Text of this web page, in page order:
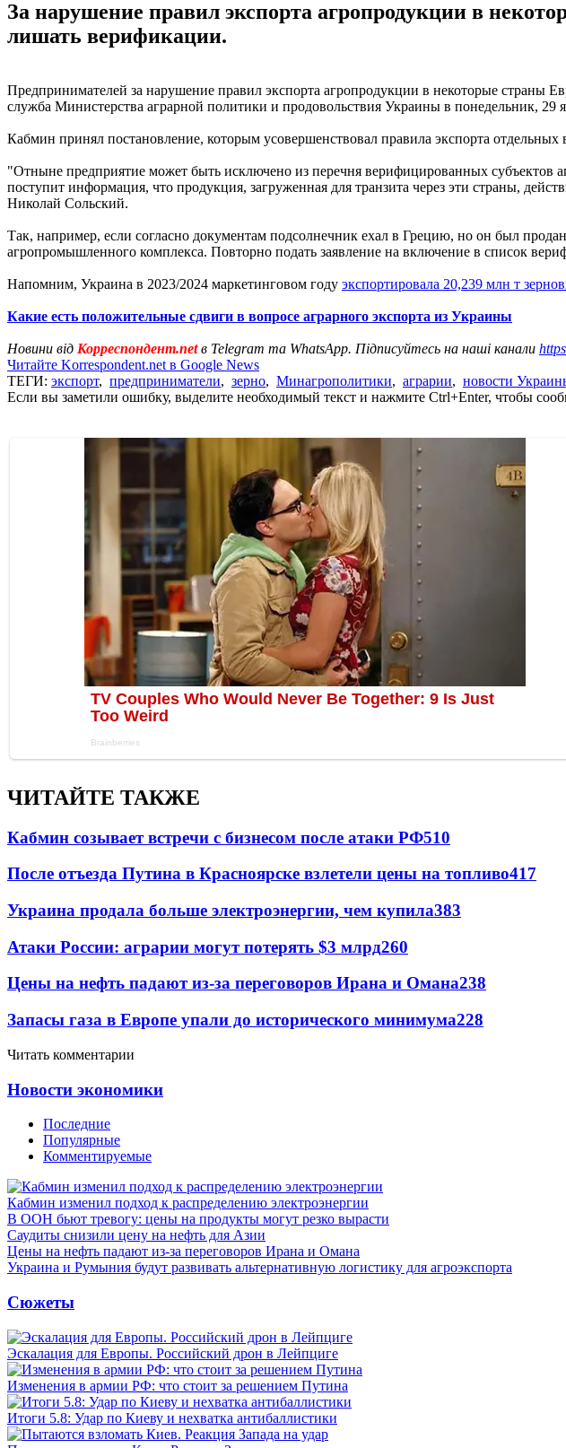
За нарушение правил экспорта агропродукции в
лишать верификации.
Предпринимателей за нарушение правил экспорта агропродукции в некоторые страны
служба Министерства аграрной политики и продовольствия Украины в понедельник, 29
Кабмин принял постановление, которым усовершенствовал правила экспорта
"Отныне предприятие может быть исключено из перечня верифицированных
поступит информация, что продукция, загруженная для транзита через эти страны,
Николай Сольский.
Так, например, если согласно документам подсолнечник ехал в Грецию, но он был
агропромышленного комплекса. Повторно подать заявление на включение в список
Напомним, Украина в 2023/2024 маркетинговом году экспортировала 20,239 млн т
Какие есть положительные сдвиги в вопросе аграрного экспорта из Украины
Новини від Корреспондент.netв Telegram та WhatsApp. Підписуйтесь на наші канали
Читайте Korrespondent.net в Google News
ТЕГИ: экспорт, предприниматели, зерно, Минагрополитики, аграрии, новости
Если вы заметили ошибку, выделите необходимый текст и нажмите Ctrl+Enter, чтобы
ЧИТАЙТЕ ТАКЖЕ
Кабмин созывает встречи с бизнесом после атаки РФ510
После отъезда Путина в Красноярске взлетели цены на топливо417
Украина продала больше электроэнергии, чем купила383
Атаки России: аграрии могут потерять $3 млрд260
Цены на нефть падают из-за переговоров Ирана и Омана238
Запасы газа в Европе упали до исторического минимума228
Читать комментарии
Новости экономики
Последние
Популярные
Комментируемые
Кабмин изменил подход к распределению электроэнергии
В ООН бьют тревогу: цены на продукты могут резко вырасти
Саудиты снизили цену на нефть для Азии
Цены на нефть падают из-за переговоров Ирана и Омана
Украина и Румыния будут развивать альтернативную логистику для агроэкспорта
Сюжеты
Эскалация для Европы. Российский дрон в Лейпциге
Изменения в армии РФ: что стоит за решением Путина
Итоги 5.8: Удар по Киеву и нехватка антибаллистики